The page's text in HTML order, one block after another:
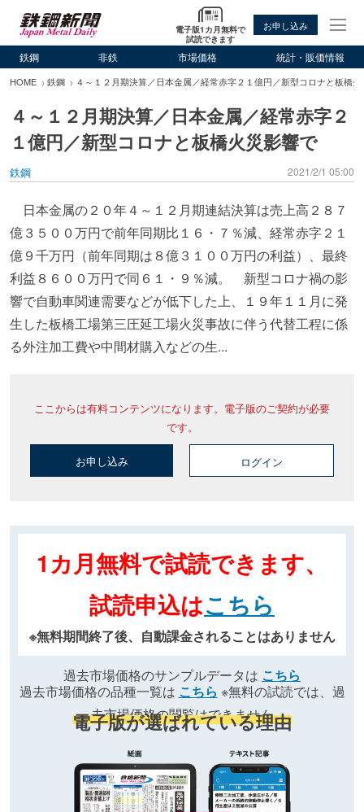
電子版1カ月無料で
試読できます
お申し込み
鉄鋼 非鉄 市場価格 統計・販価情報
HOME 鉄鋼 ４～１２月期決算／日本金属／経常赤字２１億円／新型コロナと板橋
４～１２月期決算／日本金属／経常赤字２
１億円／新型コロナと板橋火災影響で
鉄鋼 2021/2/1 05:00
日本金属の２０年４～１２月期連結決算は売上高２８７
億３５００万円で前年同期比１６・７％減、経常赤字２１
億９千万円（前年同期は８億３１００万円の利益）、最終
利益８６００万円で同６１・９％減。 新型コロナ禍の影
響で自動車関連需要などが低下した上、１９年１１月に発
生した板橋工場第三圧延工場火災事故に伴う代替工程に係
る外注加工費や中間材購入などの生...
ここからは有料コンテンツになります。電子版のご契約が必要
です。
お申し込み ログイン
1カ月無料で試読できます、
試読申込はこちら
※無料期間終了後、自動課金されることはありません
過去市場価格のサンプルデータは こちら
過去市場価格の品種一覧は こちら ※無料の試読では、過
去市場価格の閲覧はできません
電子版が選ばれている理由